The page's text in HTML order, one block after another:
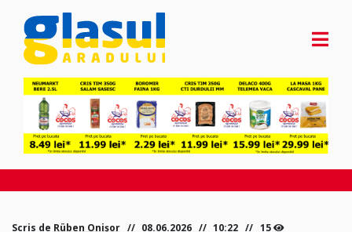
Scris de Rüben Onișor 08.06.2026 10:22 15